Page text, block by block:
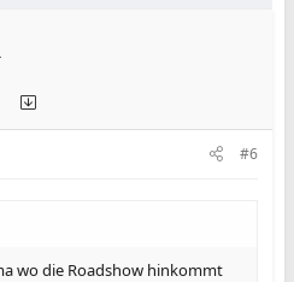
#6
wo die Roadshow hinkommt